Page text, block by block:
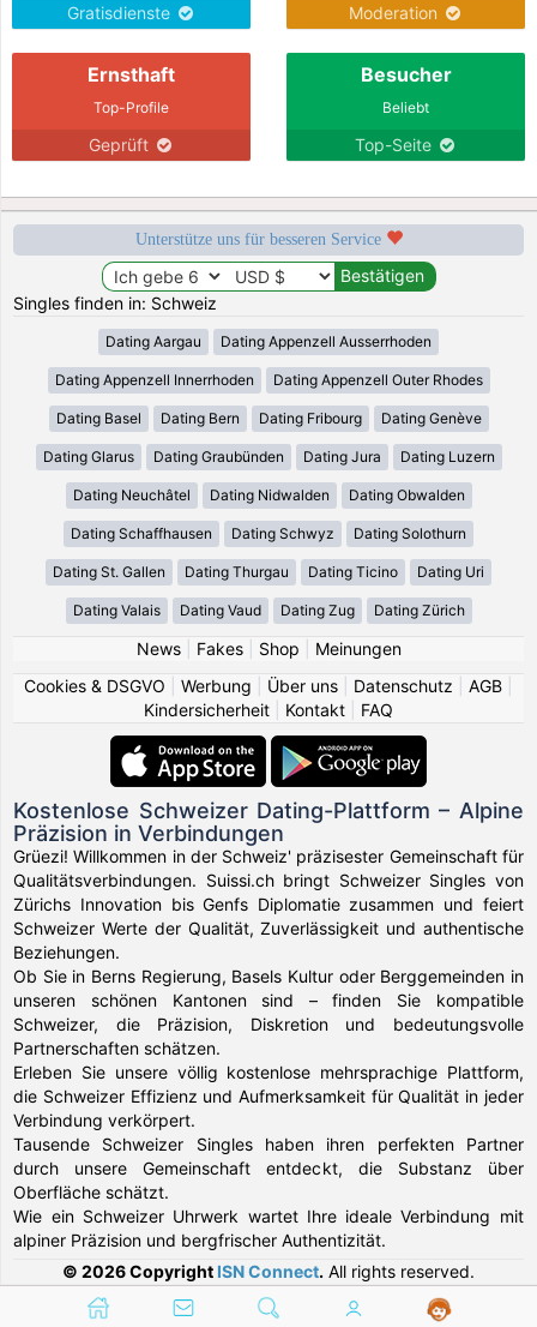
Gratisdienste Moderation
Ernsthaft
Top-Profile
Geprüft
Besucher
Beliebt
Top-Seite
Unterstütze uns für besseren Service
Singles finden in: Schweiz
Dating Aargau Dating Appenzell Ausserrhoden
Dating Appenzell Innerrhoden Dating Appenzell Outer Rhodes
Dating Basel Dating Bern Dating Fribourg Dating Genève
Dating Glarus Dating Graubünden Dating Jura Dating Luzern
Dating Neuchâtel Dating Nidwalden Dating Obwalden
Dating Schaffhausen Dating Schwyz Dating Solothurn
Dating St. Gallen Dating Thurgau Dating Ticino Dating Uri
Dating Valais Dating Vaud Dating Zug Dating Zürich
News| Fakes| Shop
Meinungen
Cookies & DSGVO
Werbung Über uns Datenschutz AGB
Kindersicherheit
Kontakt FAQ
Kostenlose Schweizer Dating-Plattform – Alpine
Präzision in Verbindungen
Grüezi! Willkommen in der Schweiz' präzisester Gemeinschaft für
Qualitätsverbindungen. Suissi.ch bringt Schweizer Singles von
Zürichs Innovation bis Genfs Diplomatie zusammen und feiert
Schweizer Werte der Qualität, Zuverlässigkeit und authentische
Beziehungen.
Ob Sie in Berns Regierung, Basels Kultur oder Berggemeinden in
unseren schönen Kantonen sind – finden Sie kompatible
Schweizer, die Präzision, Diskretion und bedeutungsvolle
Partnerschaften schätzen.
Erleben Sie unsere völlig kostenlose mehrsprachige Plattform,
die Schweizer Effizienz und Aufmerksamkeit für Qualität in jeder
Verbindung verkörpert.
Tausende Schweizer Singles haben ihren perfekten Partner
durch unsere Gemeinschaft entdeckt, die Substanz über
Oberfläche schätzt.
Wie ein Schweizer Uhrwerk wartet Ihre ideale Verbindung mit
alpiner Präzision und bergfrischer Authentizität.
© 2026 Copyright ISN Connect. All rights reserved.